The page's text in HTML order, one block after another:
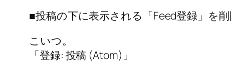
■投稿の下に表示される「Feed登録」を
こいつ。
「登録: 投稿 (Atom)」